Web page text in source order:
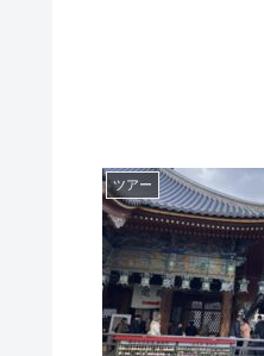
ツアー